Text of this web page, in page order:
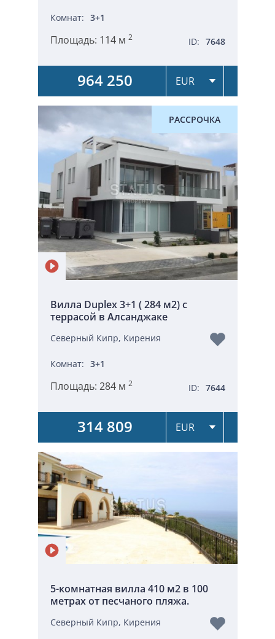
Комнат: 3+1
Площадь: 114 м 2 ID: 7648
964 250
РАССРОЧКА
Вилла Duplex 3+1 ( 284 м2) с
террасой в Алсанджаке
Северный Кипр, Кирения
Комнат: 3+1
Площадь: 284 м 2 ID: 7644
314 809
5-комнатная вилла 410 м2 в 100
метрах от песчаного пляжа.
Северный Кипр, Кирения